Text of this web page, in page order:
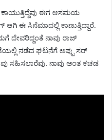
ಈಗ ಆಸಮಯ
ಆಗಿ ಈ ಸಿನೆಮಾದಲ್ಲಿ ಕಾಣುತ್ತಿದ್ದಾರೆ.
ದೇವರಿದ್ದಂತೆ ನಾವು ರಾಜ್
ನಡೆದ ಘಟನೆಗೆ ಅಪ್ಪು ಸರ್
ಸಹಿಸಲಾರೆವು. ನಾವು ಅಂತ ಕಚಡ